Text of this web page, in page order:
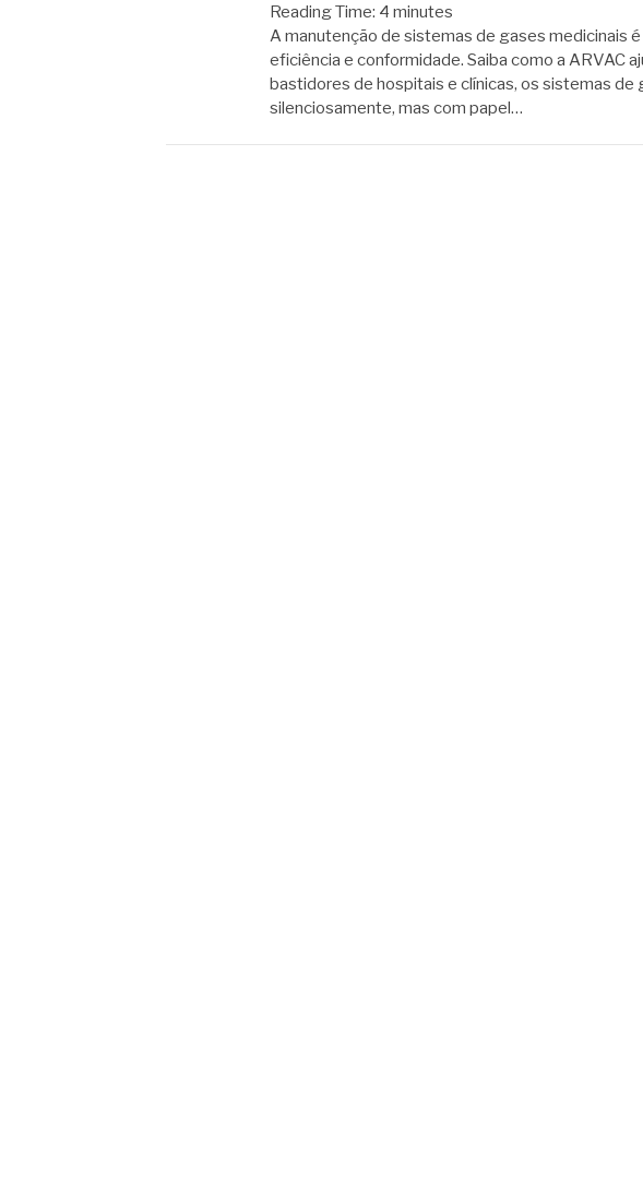
Reading Time: 4 minutes
A manutenção de sistemas de gases medicinais
eficiência e conformidade. Saiba como a ARVAC
bastidores de hospitais e clínicas, os sistemas de
silenciosamente, mas com papel…